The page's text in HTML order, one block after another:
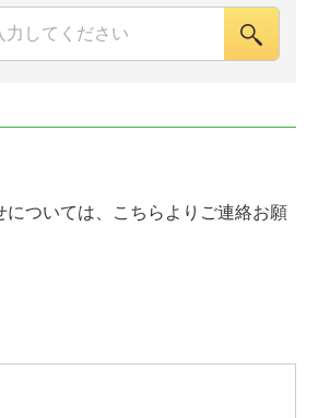
については、こちらよりご連絡お願